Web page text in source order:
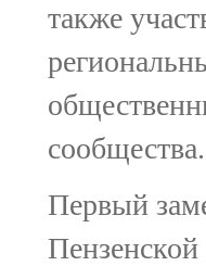
также
сообщества.
Первый
Пензенской